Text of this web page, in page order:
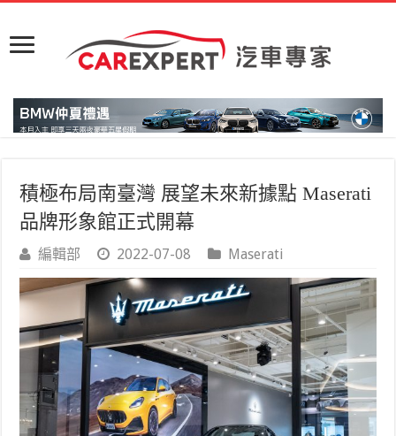
積極布局南臺灣 展望未來新據點 Maserati
品牌形象館正式開幕
編輯部 2022-07-08 Maserati